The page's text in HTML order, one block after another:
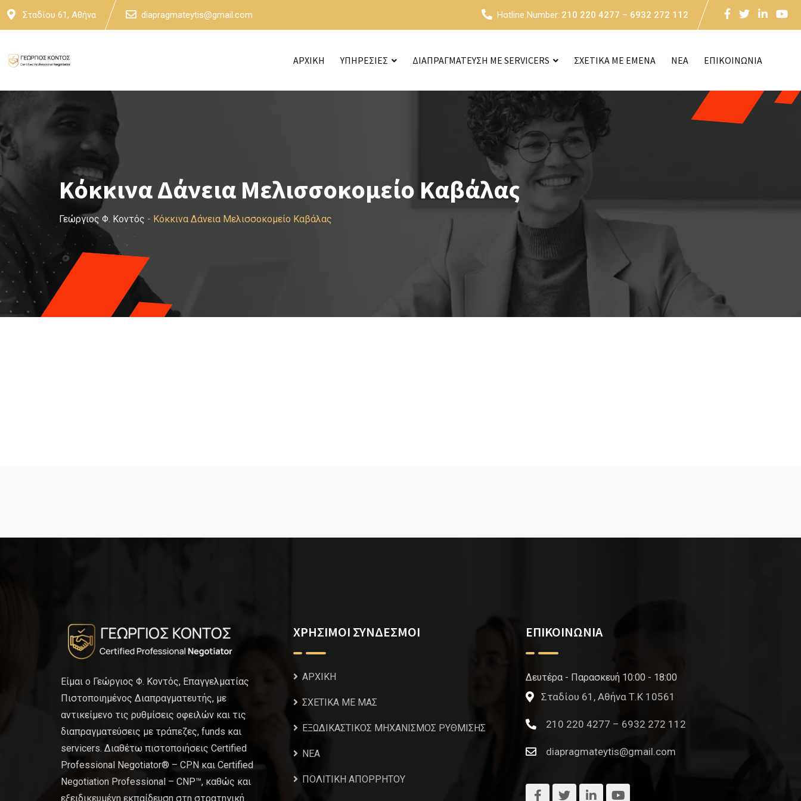
Skip
Σταδίου 61, Αθήνα diapragmateytis@gmail.com Hotline Number: 210 220 4277 – 6932 272 112
ΑΡΧΙΚΗ ΥΠΗΡΕΣΙΕΣ ΔΙΑΠΡΑΓΜΑΤΕΥΣΗ ΜΕ SERVICERS ΣΧΕΤΙΚΑ ΜΕ ΕΜΕΝΑ NEA ΕΠΙΚΟΙΝΩΝΙΑ
Κόκκινα Δάνεια Μελισσοκομείο Καβάλας
Γεώργιος Φ. Κοντός - Κόκκινα Δάνεια Μελισσοκομείο Καβάλας
Είμαι ο Γεώργιος Φ. Κοντός, Επαγγελματίας
Πιστοποιημένος Διαπραγματευτής, με
αντικείμενο τις ρυθμίσεις οφειλών και τις
διαπραγματεύσεις με τράπεζες, funds και
servicers. Διαθέτω πιστοποιήσεις Certified
Professional Negotiator® – CPN και Certified
Negotiation Professional – CNP™, καθώς και
εξειδικευμένη εκπαίδευση στη στρατηγική
ΧΡΗΣΙΜΟΙ ΣΥΝΔΕΣΜΟΙ
ΑΡΧΙΚΗ
ΣΧΕΤΙΚΑ ΜΕ ΜΑΣ
ΕΞΩΔΙΚΑΣΤΙΚΟΣ ΜΗΧΑΝΙΣΜΟΣ ΡΥΘΜΙΣΗΣ
NEA
ΠΟΛΙΤΙΚΗ ΑΠΟΡΡΗΤΟΥ
ΕΠΙΚΟΙΝΩΝΙΑ
Δευτέρα - Παρασκευή 10:00 - 18:00
Σταδίου 61, Αθήνα Τ.Κ 10561
210 220 4277 – 6932 272 112
diapragmateytis@gmail.com